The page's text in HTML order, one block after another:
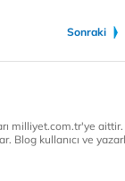
Sonraki
milliyet.com.tr'ye
kullanıcı ve